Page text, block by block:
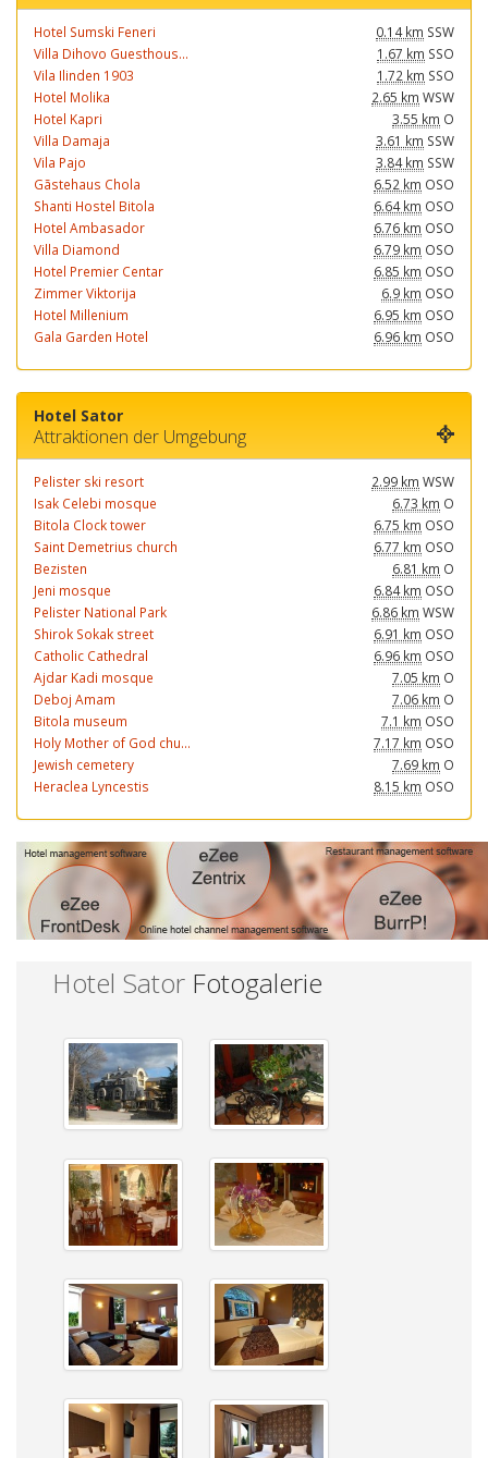
Hotel Sumski Feneri 0.14 km SSW
Villa Dihovo Guesthous...
1.67 km SSO
Vila Ilinden 1903
1.72 km SSO
Hotel Molika
2.65 km WSW
Hotel Kapri
3.55 km O
Villa Damaja
3.61 km SSW
Vila Pajo
3.84 km SSW
Gãstehaus Chola
6.52 km OSO
Shanti Hostel Bitola
6.64 km OSO
Hotel Ambasador
6.76 km OSO
Villa Diamond
6.79 km OSO
Hotel Premier Centar
6.85 km OSO
Zimmer Viktorija
6.9 km OSO
Hotel Millenium
6.95 km OSO
Gala Garden Hotel
6.96 km OSO
Hotel Sator
Attraktionen der Umgebung
Pelister ski resort 2.99 km WSW
Isak Celebi mosque
6.73 km O
Bitola Clock tower
6.75 km OSO
Saint Demetrius church
6.77 km OSO
Bezisten
6.81 km O
Jeni mosque
6.84 km OSO
Pelister National Park
6.86 km WSW
Shirok Sokak street
6.91 km OSO
Catholic Cathedral
6.96 km OSO
Ajdar Kadi mosque
7.05 km O
Deboj Amam
7.06 km O
Bitola museum
7.1 km OSO
Holy Mother of God chu...
7.17 km OSO
Jewish cemetery
7.69 km O
Heraclea Lyncestis
8.15 km OSO
Hotel Sator Fotogalerie